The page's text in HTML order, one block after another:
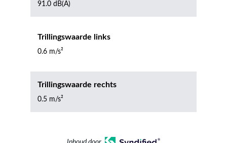
91.0 dB(A)
Trillingswaarde links
0.6 m/s²
Trillingswaarde rechts
0.5 m/s²